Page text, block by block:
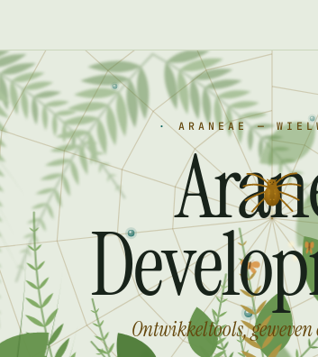
·ARANEAE —
Ontwikkeltools,